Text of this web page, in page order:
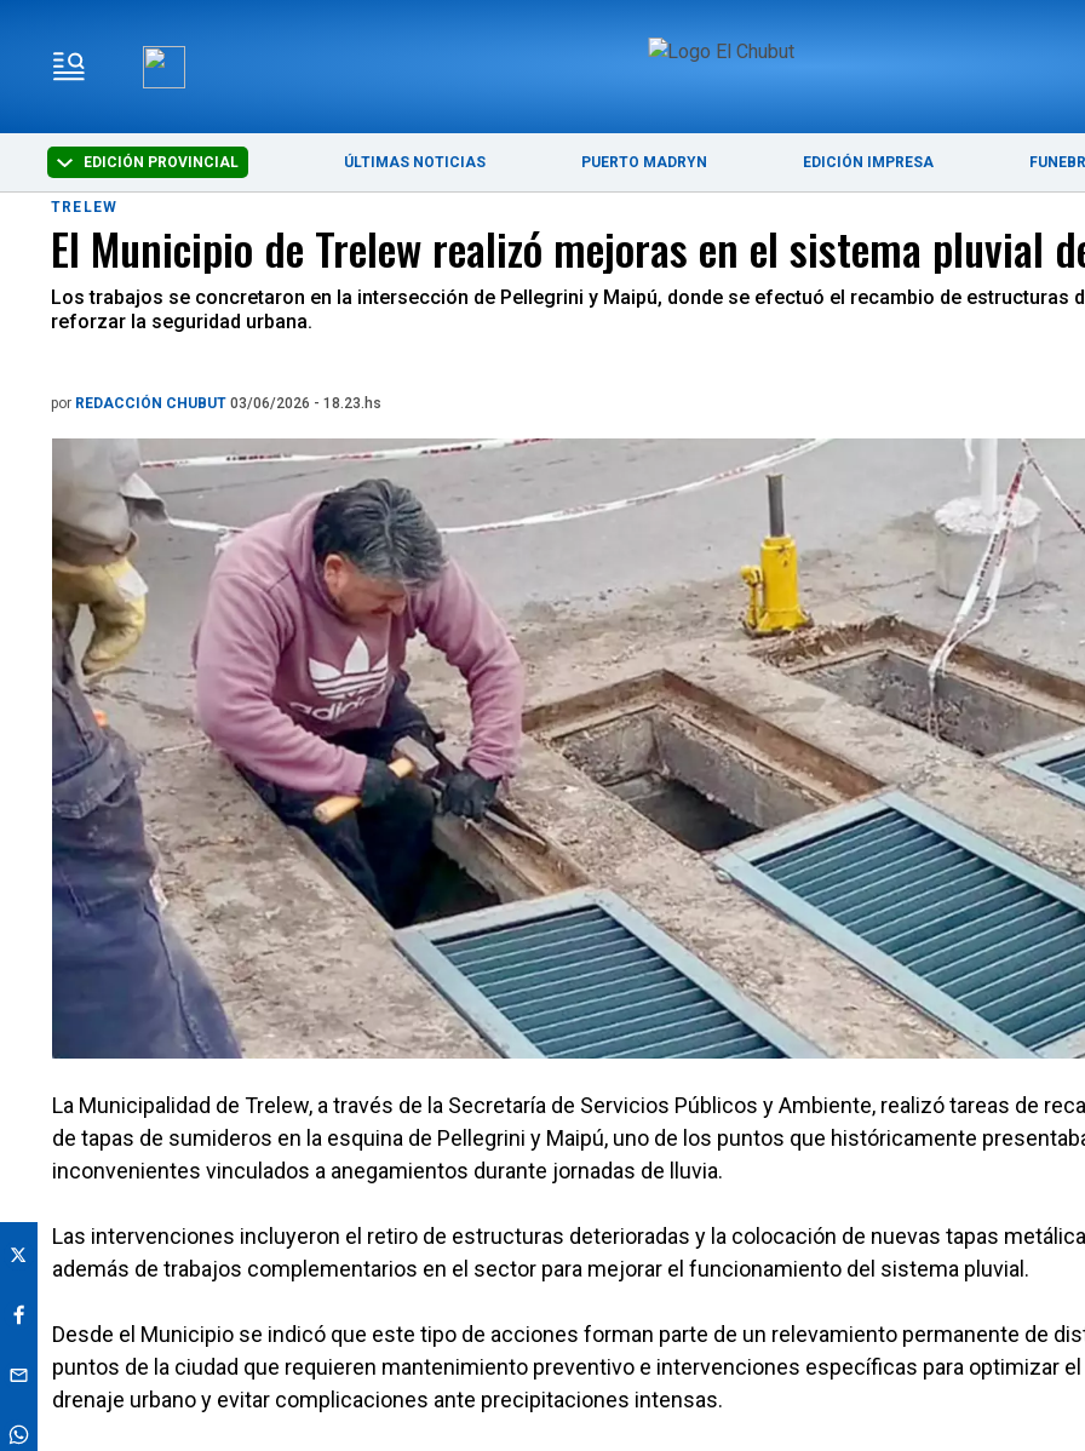
EDICIÓN PROVINCIAL ÚLTIMAS NOTICIAS PUERTO MADRYN EDICIÓN IMPRESA
ÚLTIMAS NOTICIAS
TRELEW
El Municipio de Trelew realizó mejoras en el sistema pluvial
Los trabajos se concretaron en la intersección de Pellegrini y Maipú, donde se efectuó el recambio de estructuras
reforzar la seguridad urbana.
por REDACCIÓN CHUBUT 03/06/2026 - 18.23.hs
La Municipalidad de Trelew, a través de la Secretaría de Servicios Públicos y Ambiente, realizó tareas de
de tapas de sumideros en la esquina de Pellegrini y Maipú, uno de los puntos que históricamente
inconvenientes vinculados a anegamientos durante jornadas de lluvia.
Las intervenciones incluyeron el retiro de estructuras deterioradas y la colocación de nuevas tapas
además de trabajos complementarios en el sector para mejorar el funcionamiento del sistema pluvial.
Desde el Municipio se indicó que este tipo de acciones forman parte de un relevamiento permanente de
puntos de la ciudad que requieren mantenimiento preventivo e intervenciones específicas para optimizar el
drenaje urbano y evitar complicaciones ante precipitaciones intensas.